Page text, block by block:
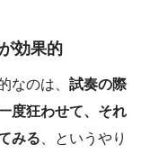
効果的
なのは、 試奏の際
度狂わせて、それ
みる 、というやり